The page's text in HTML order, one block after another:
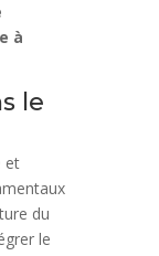
à
le
et
du
le